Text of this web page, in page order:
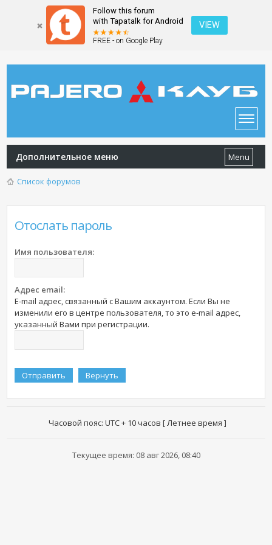
Follow this forum
with Tapatalk for Android
FREE - on Google Play
VIEW
Дополнительное меню Menu
Список форумов
Отослать пароль
Имя пользователя:
Адрес email:
E-mail адрес, связанный с Вашим аккаунтом. Если Вы не
изменили его в центре пользователя, то это e-mail адрес,
указанный Вами при регистрации.
Часовой пояс: UTC + 10 часов [ Летнее время ]
Текущее время: 08 авг 2026, 08:40